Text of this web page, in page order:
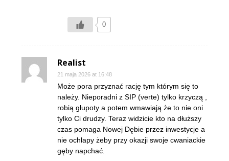
0
Realist
21 maja 2026 at 16:48
Może pora przyznać rację tym którym się to
należy. Nieporadni z SIP (verte) tylko krzyczą ,
robią głupoty a potem wmawiają że to nie oni
tylko Ci drudzy. Teraz widzicie kto na dłuższy
czas pomaga Nowej Dębie przez inwestycje a
nie ochłapy żeby przy okazji swoje cwaniackie
gęby napchać.